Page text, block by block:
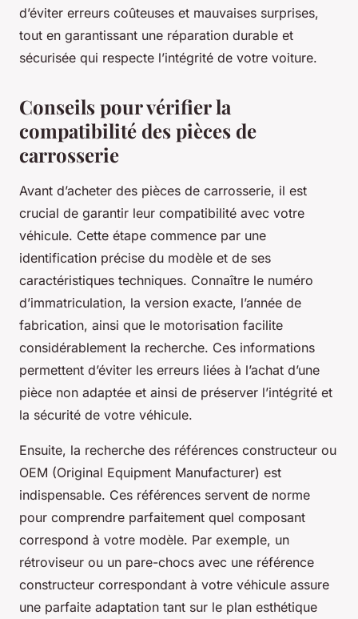
d’éviter erreurs coûteuses et mauvaises surprises,
tout en garantissant une réparation durable et
sécurisée qui respecte l’intégrité de votre voiture.
Conseils pour vérifier la
compatibilité des pièces de
carrosserie
Avant d’acheter des pièces de carrosserie, il est
crucial de garantir leur compatibilité avec votre
véhicule. Cette étape commence par une
identification précise du modèle et de ses
caractéristiques techniques. Connaître le numéro
d’immatriculation, la version exacte, l’année de
fabrication, ainsi que le motorisation facilite
considérablement la recherche. Ces informations
permettent d’éviter les erreurs liées à l’achat d’une
pièce non adaptée et ainsi de préserver l’intégrité et
la sécurité de votre véhicule.
Ensuite, la recherche des références constructeur ou
OEM (Original Equipment Manufacturer) est
indispensable. Ces références servent de norme
pour comprendre parfaitement quel composant
correspond à votre modèle. Par exemple, un
rétroviseur ou un pare-chocs avec une référence
constructeur correspondant à votre véhicule assure
une parfaite adaptation tant sur le plan esthétique